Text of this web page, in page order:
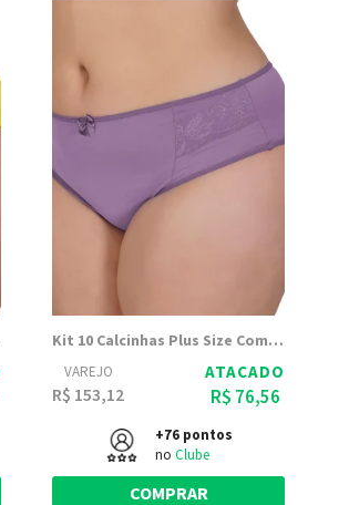
Kit 10 Calcinhas Plus Size Com Renda e Lacinho Tiana - Dily Modas
VAREJO
R$ 153,12
ATACADO
R$ 76,56
+76 pontos
no Clube
COMPRAR